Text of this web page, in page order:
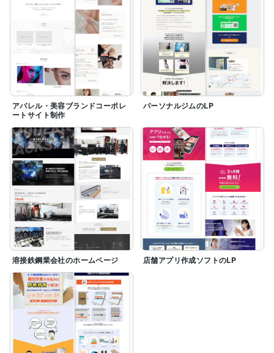
アパレル・美容ブランドコーポレ
ートサイト制作
パーソナルジムのLP
溶接鉄鋼業会社のホームページ 店舗アプリ作成ソフトのLP